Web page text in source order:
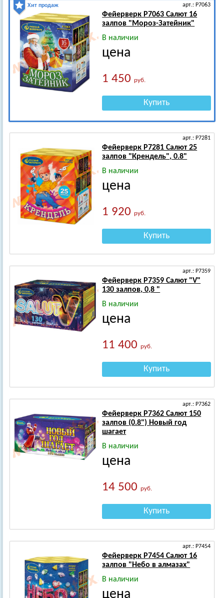
Хит продаж арт.: Р7063
Фейерверк Р7063 Салют 16
залпов "Мороз-Затейник"
В наличии
цена
1 450руб.
Купить
арт.: Р7281
Фейерверк Р7281 Салют 25
залпов "Крендель", 0.8"
В наличии
цена
1 920руб.
Купить
арт.: Р7359
Фейерверк Р7359 Салют "V"
130 залпов, 0,8 "
В наличии
цена
11 400руб.
Купить
арт.: Р7362
Фейерверк Р7362 Салют 150
залпов (0.8") Новый год
шагает
В наличии
цена
14 500руб.
Купить
арт.: Р7454
Фейерверк Р7454 Салют 16
залпов "Небо в алмазах"
В наличии
цена